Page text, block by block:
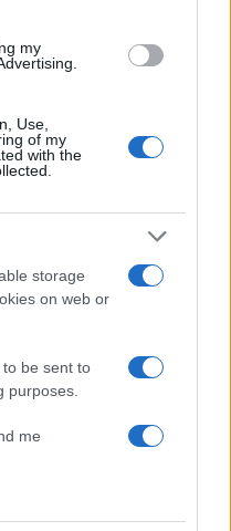
my
Use,
of my
with the
storage
on web or
be sent to
purposes.
me
ο Εμανουέλ Μακρόν
Paris Match γιατί
αισθάνθηκαν πως
τιμή τους απέναντι
ΗΠΑ, οι Μακρόν
τέλος στη